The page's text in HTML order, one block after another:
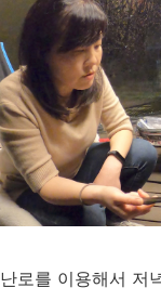
난로를 이용해서 저